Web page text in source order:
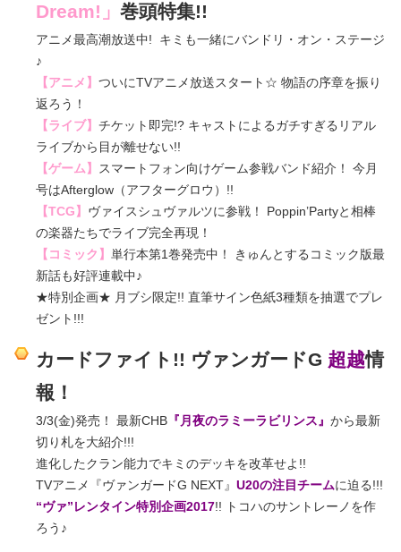
Dream!」 巻頭特集!!
アニメ最高潮放送中! キミも一緒にバンドリ・オン・ステージ
♪
【アニメ】 ついにTVアニメ放送スタート☆ 物語の序章を振り
返ろう！
【ライブ】 チケット即完!? キャストによるガチすぎるリアル
ライブから目が離せない!!
【ゲーム】
スマートフォン向けゲーム参戦バンド紹介！ 今月
号はAfterglow（アフターグロウ）!!
【TCG】 ヴァイスシュヴァルツに参戦！ Poppin’Partyと相棒
の楽器たちでライブ完全再現！
【コミック】 単行本第1巻発売中！ きゅんとするコミック版最
新話も好評連載中♪
★特別企画★ 月ブシ限定!! 直筆サイン色紙3種類を抽選でプレ
ゼント!!!
カードファイト!! ヴァンガードG 超越情
報！
3/3(金)発売！ 最新CHB 『月夜のラミーラビリンス』 から最新
切り札を大紹介!!!
進化したクラン能力でキミのデッキを改革せよ!!
TVアニメ『ヴァンガードG NEXT』 U20の注目チームに迫る!!!
“ヴァ”レンタイン特別企画2017!! トコハのサントレーノを作
ろう♪